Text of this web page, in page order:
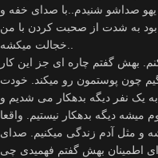
صداشو شنیدم..با صدای خفه و
به شدت از صحبت کردن با من
بهش گفتم چاره ای جز این کار
چون پوستمون رو میکند. خودت
یک نفر دیگه بدهکار می شدیم و
میشه دیگه بدهکار نیستیم. واقعا
و مثل آدم زندگی میکنیم. صدای
اطمینان بهش گفتم فهمیدی چی